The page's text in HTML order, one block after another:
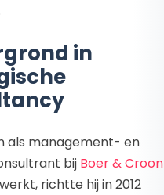
in
als management- en
bij Boer & Croon
richtte hij in 2012